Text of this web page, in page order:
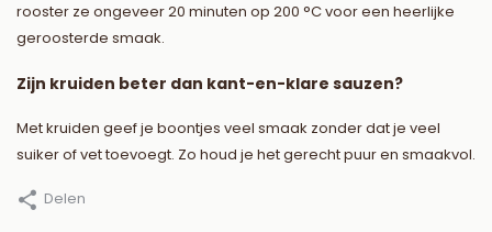
rooster ze ongeveer 20 minuten op 200 °C voor een heerlijke
geroosterde smaak.
Zijn kruiden beter dan kant-en-klare sauzen?
Met kruiden geef je boontjes veel smaak zonder dat je veel
suiker of vet toevoegt. Zo houd je het gerecht puur en smaakvol.
Delen